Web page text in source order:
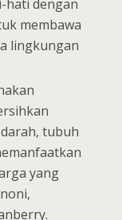
hati dengan
membawa
lingkungan
tubuh
yang